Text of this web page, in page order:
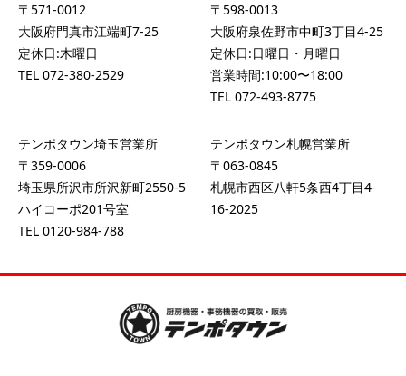
〒571-0012
大阪府門真市江端町7-25
定休日:木曜日
TEL 072-380-2529
〒598-0013
大阪府泉佐野市中町3丁目4-25
定休日:日曜日・月曜日
営業時間:10:00〜18:00
TEL 072-493-8775
テンポタウン埼玉営業所
〒359-0006
埼玉県所沢市所沢新町2550-5
ハイコーポ201号室
TEL 0120-984-788
テンポタウン札幌営業所
〒063-0845
札幌市西区八軒5条西4丁目4-
16-2025